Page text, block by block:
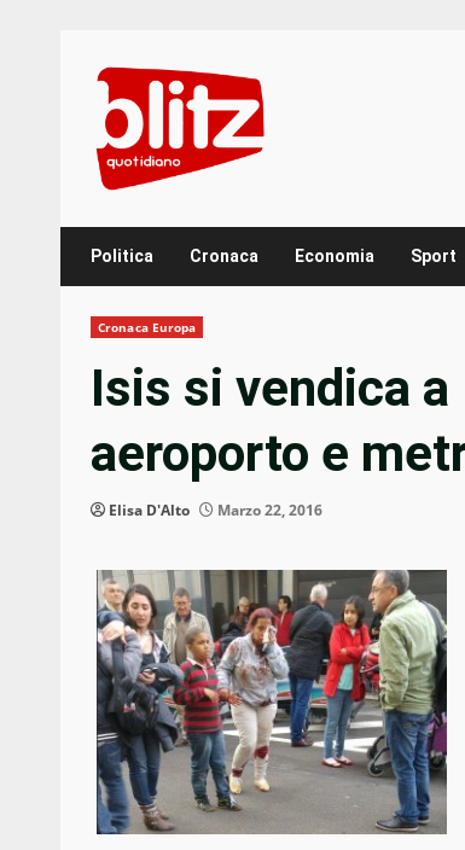
content
Politica Cronaca Economia Sport
Cronaca Europa
Isis si vendica
aeroporto e
Elisa D'Alto Marzo 22, 2016